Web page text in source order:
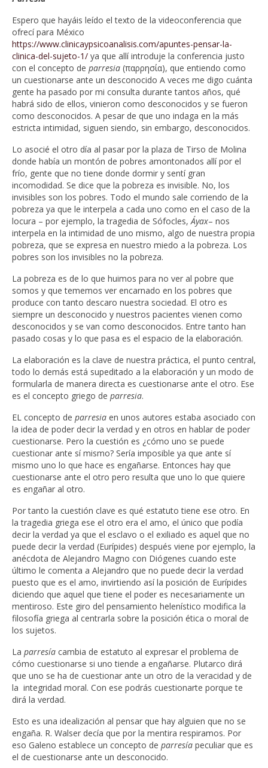
Espero que hayáis leído el texto de la videoconferencia que
ofrecí para México
https://www.clinicaypsicoanalisis.com/apuntes-pensar-la-
clinica-del-sujeto-1/ ya que allí introduje la conferencia justo
con el concepto de parresia (παρρησία), que entiendo como
un cuestionarse ante un desconocido A veces me digo cuánta
gente ha pasado por mi consulta durante tantos años, qué
habrá sido de ellos, vinieron como desconocidos y se fueron
como desconocidos. A pesar de que uno indaga en la más
estricta intimidad, siguen siendo, sin embargo, desconocidos.
Lo asocié el otro día al pasar por la plaza de Tirso de Molina
donde había un montón de pobres amontonados allí por el
frío, gente que no tiene donde dormir y sentí gran
incomodidad. Se dice que la pobreza es invisible. No, los
invisibles son los pobres. Todo el mundo sale corriendo de la
pobreza ya que le interpela a cada uno como en el caso de la
locura – por ejemplo, la tragedia de Sófocles,Áyax– nos
interpela en la intimidad de uno mismo, algo de nuestra propia
pobreza, que se expresa en nuestro miedo a la pobreza. Los
pobres son los invisibles no la pobreza.
La pobreza es de lo que huimos para no ver al pobre que
somos y que tememos ver encarnado en los pobres que
produce con tanto descaro nuestra sociedad. El otro es
siempre un desconocido y nuestros pacientes vienen como
desconocidos y se van como desconocidos. Entre tanto han
pasado cosas y lo que pasa es el espacio de la elaboración.
La elaboración es la clave de nuestra práctica, el punto central,
todo lo demás está supeditado a la elaboración y un modo de
formularla de manera directa es cuestionarse ante el otro. Ese
es el concepto griego de parresia.
EL concepto de parresia en unos autores estaba asociado con
la idea de poder decir la verdad y en otros en hablar de poder
cuestionarse. Pero la cuestión es ¿cómo uno se puede
cuestionar ante sí mismo? Sería imposible ya que ante sí
mismo uno lo que hace es engañarse. Entonces hay que
cuestionarse ante el otro pero resulta que uno lo que quiere
es engañar al otro.
Por tanto la cuestión clave es qué estatuto tiene ese otro. En
la tragedia griega ese el otro era el amo, el único que podía
decir la verdad ya que el esclavo o el exiliado es aquel que no
puede decir la verdad (Eurípides) después viene por ejemplo, la
anécdota de Alejandro Magno con Diógenes cuando este
último le comenta a Alejandro que no puede decir la verdad
puesto que es el amo, invirtiendo así la posición de Eurípides
diciendo que aquel que tiene el poder es necesariamente un
mentiroso. Este giro del pensamiento helenístico modifica la
filosofía griega al centrarla sobre la posición ética o moral de
los sujetos.
La parresía cambia de estatuto al expresar el problema de
cómo cuestionarse si uno tiende a engañarse. Plutarco dirá
que uno se ha de cuestionar ante un otro de la veracidad y de
la integridad moral. Con ese podrás cuestionarte porque te
dirá la verdad.
Esto es una idealización al pensar que hay alguien que no se
engaña. R. Walser decía que por la mentira respiramos. Por
eso Galeno establece un concepto de parresía peculiar que es
el de cuestionarse ante un desconocido.